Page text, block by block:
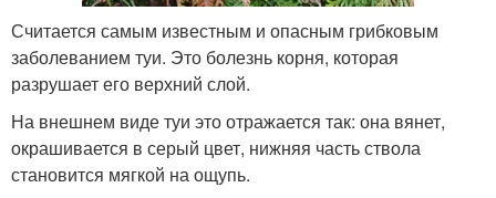
Считается самым известным и опасным грибковым
заболеванием туи. Это болезнь корня, которая
разрушает его верхний слой.
На внешнем виде туи это отражается так: она вянет,
окрашивается в серый цвет, нижняя часть ствола
становится мягкой на ощупь.